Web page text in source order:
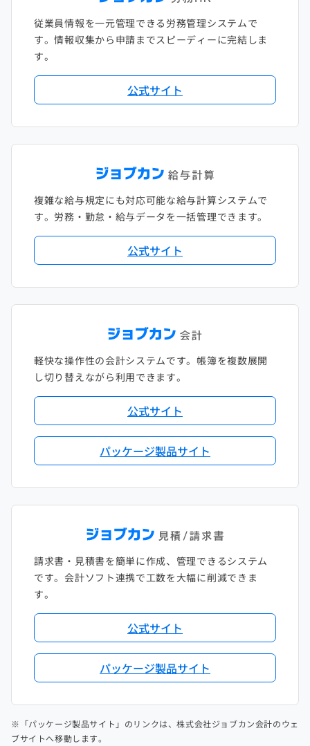
従業員情報を一元管理できる労務管理システムで
す。情報収集から申請までスピーディーに完結しま
す。
公式サイト
複雑な給与規定にも対応可能な給与計算システムで
す。労務・勤怠・給与データを一括管理できます。
公式サイト
軽快な操作性の会計システムです。帳簿を複数展開
し切り替えながら利用できます。
公式サイト
パッケージ製品サイト
請求書・見積書を簡単に作成、管理できるシステム
です。会計ソフト連携で工数を大幅に削減できま
す。
公式サイト
パッケージ製品サイト
※「パッケージ製品サイト」のリンクは、株式会社ジョブカン会計のウェ
ブサイトへ移動します。